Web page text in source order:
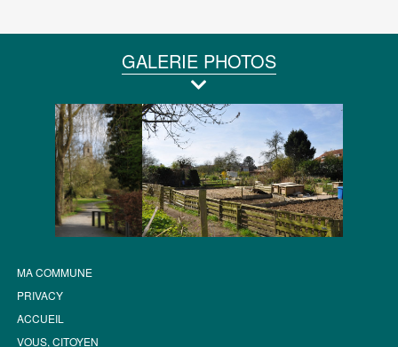
GALERIE PHOTOS
MA COMMUNE
PRIVACY
ACCUEIL
VOUS, CITOYEN